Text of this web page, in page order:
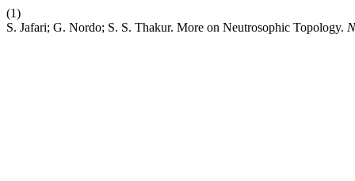
(1)
S. Jafari; G. Nordo; S. S. Thakur. More on Neutrosophic Topology.